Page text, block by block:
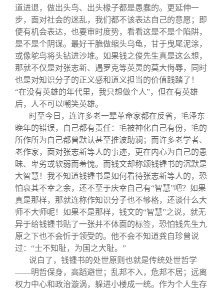
道进退，做出头鸟、出头椽子都是愚蠢的。更延伸一
步，面对社会的迷乱，我们都不该表达自己的意愿；即
便有机会表达，也要审时度势，看看这是不是个陷阱，
是不是个阴谋。最好干脆做缩头乌龟，甘于曳尾泥涂，
或像鸵鸟将头钻进沙堆。如果钱之俊先生真是这么想，
那就不仅是对张志新、遇罗克等英灵的莫大侮辱，同时
也是对知识分子的正义感和道义担当的价值践踏了！
“在没有英雄的年代里，我只想做个人”，但在有英雄
后，人不可以嘲笑英雄。
时至今日，连许多老一辈革命家都在反省，毛泽东
晚年的错误，自己都有责任：毛被神化自己有份，毛的
所作所为自己都曾默认甚至推波助澜；而许多老学者、
老作家，面对张志新等人的事迹，更在内心为自己的愚
昧、卑劣或软弱而羞愧。而钱文却称颂钱锺书的沉默是
大智慧！我不知道钱锺书是如何看待张志新等人的，恐
怕哀其不幸之余，还不至于庆幸自己有“智慧”吧？如果
真是那样，那就连称作知识分子也不够格，还谈什么大
师不大师呢！如果不是那样，钱文的“智慧”之说，就无
异于给钱锺书贴了一张并不体面的标签，恐怕钱先生九
原之下也不会忻于领受的。他不会不知道龚自珍曾说
过：“士不知耻，为国之大耻。”
说白了，钱锺书的处世原则也就是传统处世哲学
——明哲保身，高蹈避世；乱邦不入，危邦不居；远离
权力中心和政治漩涡，躲进小楼成一统。作为个人生存